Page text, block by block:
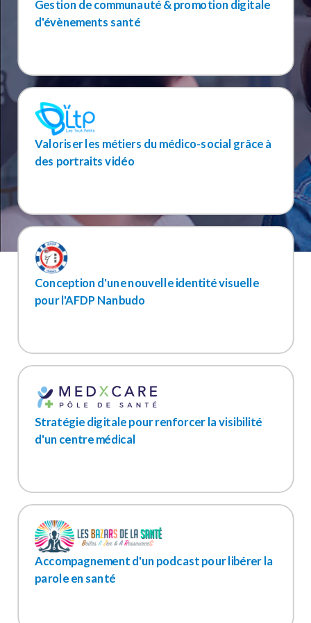
Gestion de communauté & promotion digitale
d'évènements santé
Valoriser les métiers du médico-social grâce à
des portraits vidéo
Conception d'une nouvelle identité visuelle
pour l'AFDP Nanbudo
Stratégie digitale pour renforcer la visibilité
d'un centre médical
Accompagnement d'un podcast pour libérer la
parole en santé